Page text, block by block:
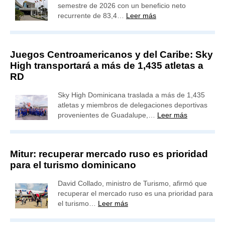
semestre de 2026 con un beneficio neto
recurrente de 83,4… Leer más
Juegos Centroamericanos y del Caribe: Sky
High transportará a más de 1,435 atletas a
RD
Sky High Dominicana traslada a más de 1,435
atletas y miembros de delegaciones deportivas
provenientes de Guadalupe,… Leer más
Mitur: recuperar mercado ruso es prioridad
para el turismo dominicano
David Collado, ministro de Turismo, afirmó que
recuperar el mercado ruso es una prioridad para
el turismo… Leer más